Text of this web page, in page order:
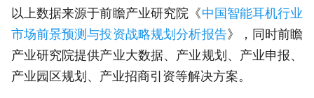
以上数据来源于前瞻产业研究院《中国智能耳机行业
市场前景预测与投资战略规划分析报告》，同时前瞻
产业研究院提供产业大数据、产业规划、产业申报、
产业园区规划、产业招商引资等解决方案。